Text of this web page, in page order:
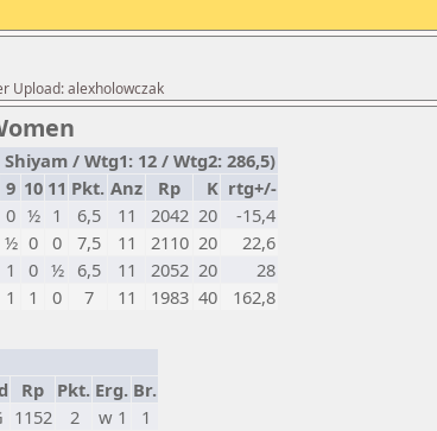
Upload: alexholowczak
/ Wtg1: 12 / Wtg2: 286,5)
9 10 11 Pkt. Anz Rp K rtg+/-
0 ½ 1 6,5 11 2042 20
-15,4
½ 0 0 7,5 11 2110 20
22,6
1 0 ½ 6,5 11 2052 20
28
1 1 0 7 11 1983 40 162,8
Rp Pkt. Erg. Br.
1152 2 w 1
1